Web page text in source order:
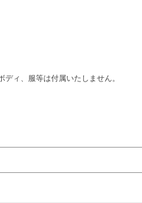
ィ、服等は付属いたしません。